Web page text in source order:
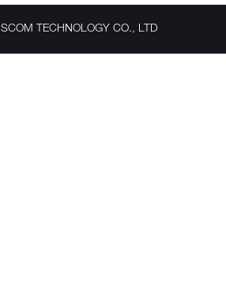
TECHNOLOGY CO., LTD